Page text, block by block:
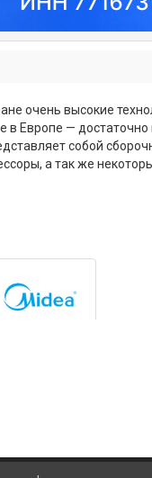
очень высокие
Европе — достаточно
собой
а так же